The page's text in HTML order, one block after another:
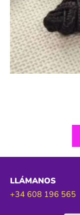
LLÁMANOS
+34 608 196 565